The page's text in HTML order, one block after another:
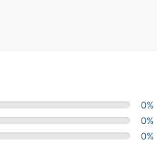
0%
0%
0%